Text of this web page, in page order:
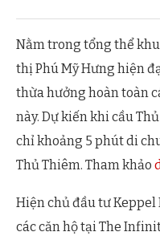
Nằm trong tổng thể khu
thị Phú Mỹ Hưng hiện
thừa hưởng hoàn toàn
này. Dự kiến khi cầu
chỉ khoảng 5 phút di
Thủ Thiêm. Tham khảo
Hiện chủ đầu tư
các căn hộ tại The